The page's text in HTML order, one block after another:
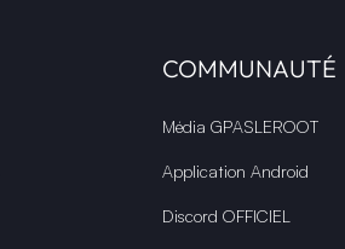
COMMUNAUTÉ
Média GPASLEROOT
Application Android
Discord OFFICIEL